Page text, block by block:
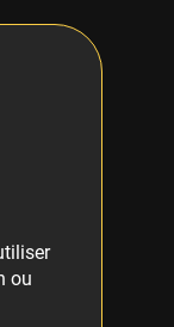
ou